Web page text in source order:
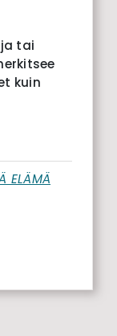
tai
kuin
ELÄMÄ